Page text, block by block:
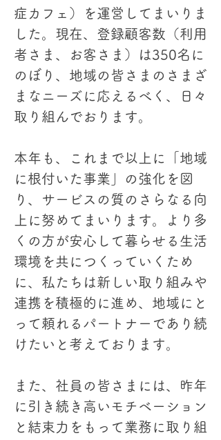
症カフェ）を運営してまいりま
した。現在、登録顧客数（利用
者さま、お客さま）は350名に
のぼり、地域の皆さまのさまざ
まなニーズに応えるべく、日々
取り組んでおります。
本年も、これまで以上に「地域
に根付いた事業」の強化を図
り、サービスの質のさらなる向
上に努めてまいります。より多
くの方が安心して暮らせる生活
環境を共につくっていくため
に、私たちは新しい取り組みや
連携を積極的に進め、地域にと
って頼れるパートナーであり続
けたいと考えております。
また、社員の皆さまには、昨年
に引き続き高いモチベーション
と結束力をもって業務に取り組